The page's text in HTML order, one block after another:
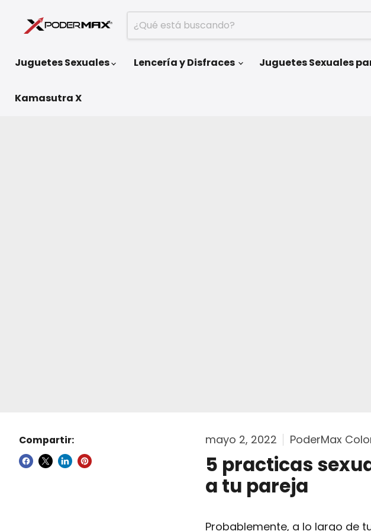
Juguetes Sexuales Lencería y Disfraces Juguetes Sexuales
Kamasutra X
Compartir: mayo 2, 2022 PoderMax
5 practicas
a tu pareja
Probablemente, a lo largo de